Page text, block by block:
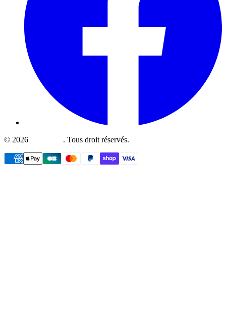
© 2026 . Tous droit réservés.